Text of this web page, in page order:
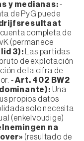
y medianas:-
de PyG puede
completa de
(permanece
3): Las partidas
de explotación
de la cifra de
-Art. 402 BW2
Una
propios datos
solo necesita
(enkelvoudige)
na
(resultado de